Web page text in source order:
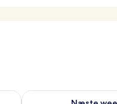
aug. 7 - aug. 9
Tjek tilgængelighed